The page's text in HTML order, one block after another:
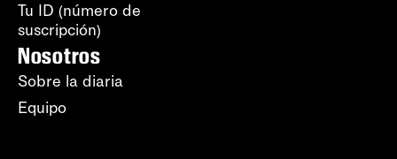
Tu ID (número de
suscripción)
Nosotros
Sobre la diaria
Equipo